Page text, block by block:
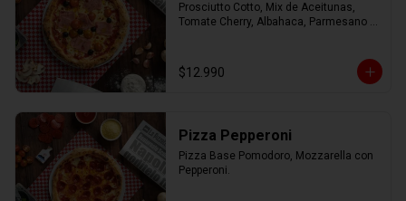
Prosciutto Cotto, Mix de Aceitunas,
Tomate Cherry, Albahaca, Parmesano
$12.990
Pizza Pepperoni
Pizza Base Pomodoro, Mozzarella con
Pepperoni.